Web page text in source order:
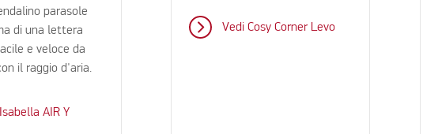
parasole
di una lettera
e veloce da
il raggio d'aria.
AIR Y
Vedi Cosy Corner Levo